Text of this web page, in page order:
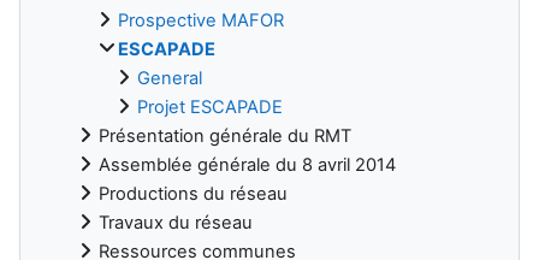
Prospective MAFOR
ESCAPADE
General
Projet ESCAPADE
Présentation générale du RMT
Assemblée générale du 8 avril 2014
Productions du réseau
Travaux du réseau
Ressources communes